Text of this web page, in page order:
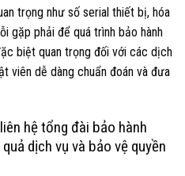
trọng như số serial thiết bị, hóa
gặp phải để quá trình bảo hành
biệt quan trọng đối với các dịch
viên dễ dàng chuẩn đoán và đưa
hệ tổng đài bảo hành
dịch vụ và bảo vệ quyền